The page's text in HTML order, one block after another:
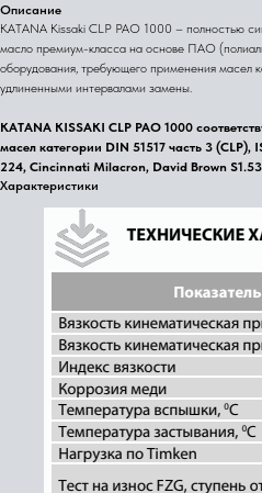
Описание
KATANA Kissaki CLP PAO 1000 – полностью
масло премиум-класса на основе ПАО
оборудования, требующего применения масел
удлиненными интервалами замены.
KATANA KISSAKI CLP PAO 1000
масел категории DIN 51517 часть 3
224, Cincinnati Milacron, David Brown
Характеристики